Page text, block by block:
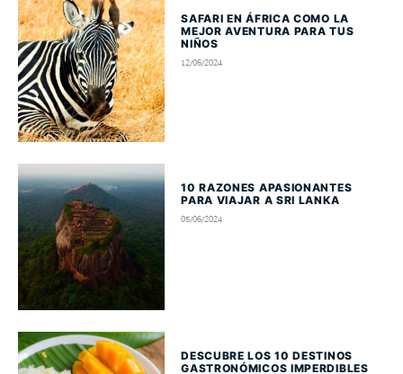
SAFARI EN ÁFRICA COMO LA
MEJOR AVENTURA PARA TUS
NIÑOS
12/06/2024
10 RAZONES APASIONANTES
PARA VIAJAR A SRI LANKA
05/06/2024
DESCUBRE LOS 10 DESTINOS
GASTRONÓMICOS IMPERDIBLES